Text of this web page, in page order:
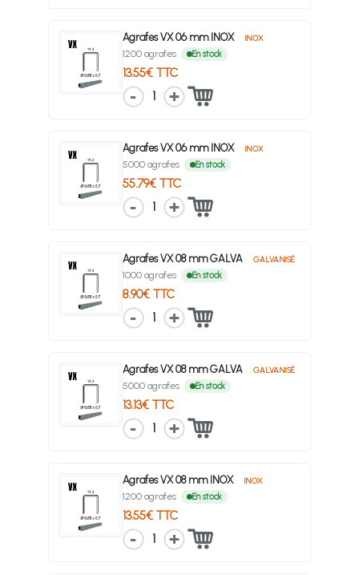
Agrafes VX 06 mm INOX INOX
1200 agrafes En stock
13.55€ TTC
1
Agrafes VX 06 mm INOX INOX
5000 agrafes En stock
55.79€ TTC
1
Agrafes VX 08 mm GALVA GALVANISÉ
1000 agrafes En stock
8.90€ TTC
1
Agrafes VX 08 mm GALVA GALVANISÉ
5000 agrafes En stock
13.13€ TTC
1
Agrafes VX 08 mm INOX INOX
1200 agrafes En stock
13.55€ TTC
1